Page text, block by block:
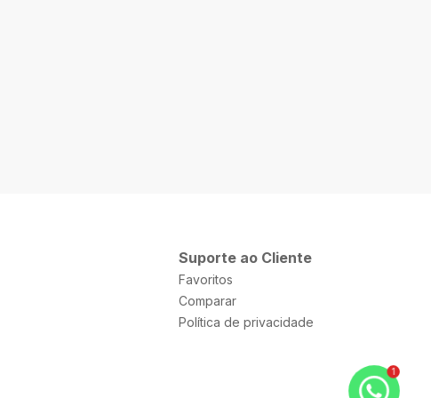
Suporte ao Cliente
Favoritos
Comparar
Política de privacidade
1